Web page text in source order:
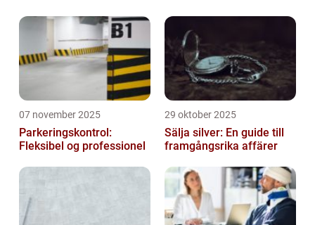
07 november 2025
Parkeringskontrol:
Fleksibel og professionel
29 oktober 2025
Sälja silver: En guide till
framgångsrika affärer